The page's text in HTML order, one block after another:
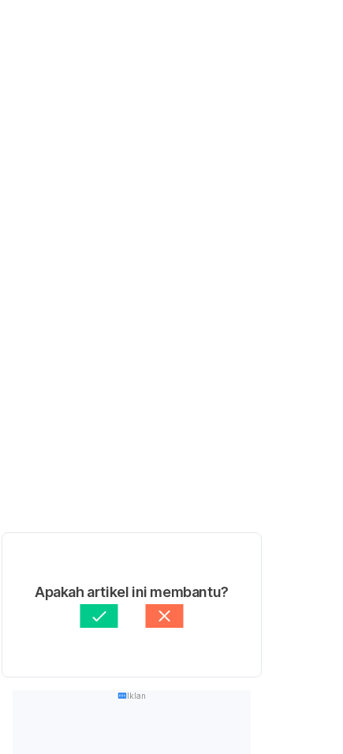
Apakah artikel ini membantu?
Iklan